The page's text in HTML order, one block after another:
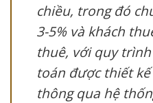
chiều, trong đó
3-5% và khách
thuê, với quy
toán được thiết
thông qua hệ